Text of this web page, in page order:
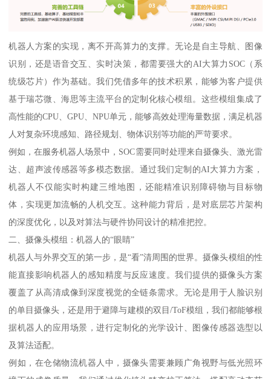
机器人方案的实现，离不开高算力的支撑。无论是自主导航、图像
识别，还是语音交互、实时决策，都需要强大的AI大算力SOC（系
统级芯片）作为基础。我们凭借多年的技术积累，能够为客户提供
基于瑞芯微、海思等主流平台的定制化核心模组。这些模组集成了
高性能的CPU、GPU、NPU单元，能够高效处理海量数据，满足机器
人对复杂环境感知、路径规划、物体识别等功能的严苛要求。
例如，在服务机器人场景中，SOC需要同时处理来自摄像头、激光雷
达、超声波传感器等多模态数据。通过我们定制的AI大算力方案，
机器人不仅能实时构建三维地图，还能精准识别障碍物与目标物
体，实现更加流畅的人机交互。这种能力背后，是对底层芯片架构
的深度优化，以及对算法与硬件协同设计的精准把控。
二、摄像头模组：机器人的“眼睛”
机器人与外界交互的第一步，是“看”清周围的世界。摄像头模组的性
能直接影响机器人的感知精度与反应速度。我们提供的摄像头方案
覆盖了从高清成像到深度视觉的全链条需求。无论是用于人脸识别
的单目摄像头，还是用于避障与建模的双目/ToF模组，我们都能够根
据机器人的应用场景，进行定制化的光学设计、图像传感器选型以
及算法适配。
例如，在仓储物流机器人中，摄像头需要兼顾广角视野与低光照环